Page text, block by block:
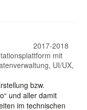
2017-2018
mit
UI/UX,
bzw.
und aller damit
im technischen